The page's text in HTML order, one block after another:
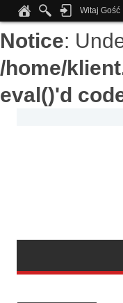
Notice:
/home/
eval()'d
Witaj Gość